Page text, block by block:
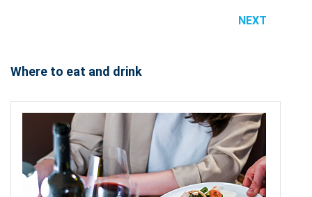
NEXT
Where to eat and drink